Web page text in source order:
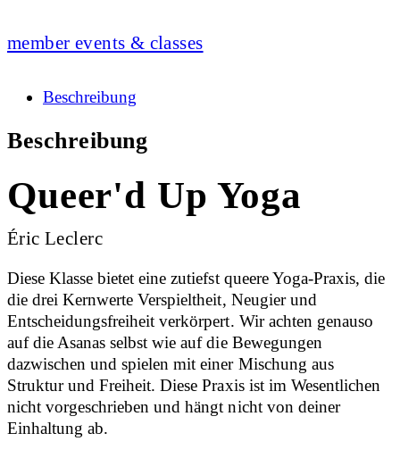
member events & classes
Beschreibung
Beschreibung
Queer'd Up Yoga
Éric Leclerc
Diese Klasse bietet eine zutiefst queere Yoga-Praxis, die
die drei Kernwerte Verspieltheit, Neugier und
Entscheidungsfreiheit verkörpert. Wir achten genauso
auf die Asanas selbst wie auf die Bewegungen
dazwischen und spielen mit einer Mischung aus
Struktur und Freiheit. Diese Praxis ist im Wesentlichen
nicht vorgeschrieben und hängt nicht von deiner
Einhaltung ab.